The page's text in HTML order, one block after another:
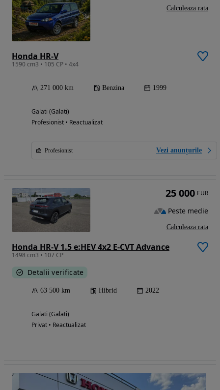
Honda HR-V
1590 cm3 • 105 CP • 4x4
271 000 km Benzina 1999
Galati (Galati)
Profesionist • Reactualizat
Profesionist Vezi anunțurile
Calculeaza rata
Honda HR-V 1.5 e:HEV 4x2 E-CVT Advance
1498 cm3 • 107 CP
Detalii verificate
63 500 km Hibrid 2022
Galati (Galati)
Privat • Reactualizat
25 000 EUR
Peste medie
Calculeaza rata